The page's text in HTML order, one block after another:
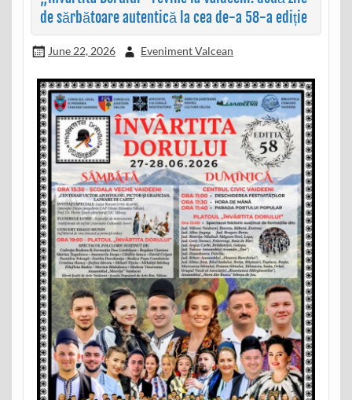
de sărbătoare autentică la cea de-a 58-a ediție
June 22, 2026 Eveniment Valcean